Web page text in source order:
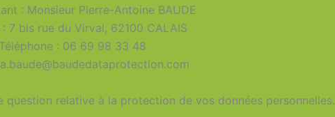
: Monsieur Pierre-Antoine BAUDE
7 bis rue du Virval, 62100 CALAIS
Téléphone : 06 69 98 33 48
relative à la protection de vos données personnelles.